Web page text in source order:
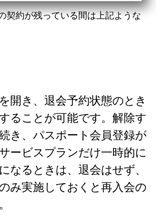
契約が残っている間は上記ような
開き、退会予約状態のとき
ることが可能です。解除す
き、パスポート会員登録が
ービスプランだけ一時的に
なるときは、退会はせず、
み実施しておくと再入会の